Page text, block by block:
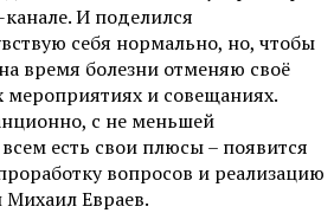
И поделился
себя нормально, но, чтобы
время болезни отменяю своё
мероприятиях и совещаниях.
с не меньшей
есть свои плюсы – появится
вопросов и реализацию
Михаил Евраев.